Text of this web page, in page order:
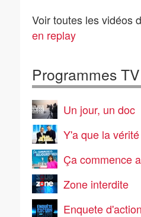
croisés de tous les
dangers
Voir toutes les vidéos
en replay
Programmes
Un jour, un doc
Y'a que la
Ça commence
Zone interdite
Enquete d'action